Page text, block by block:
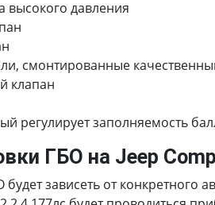
высокого давления
смонтированные
клапан
регулирует заполняемость
ГБО на Jeep
зависеть от конкретного